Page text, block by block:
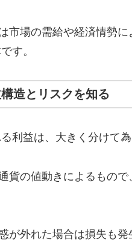
市場の需給や経済情勢
す。
造とリスクを知る
利益は、大きく分けて
貨の値動きによるもの
が外れた場合は損失も